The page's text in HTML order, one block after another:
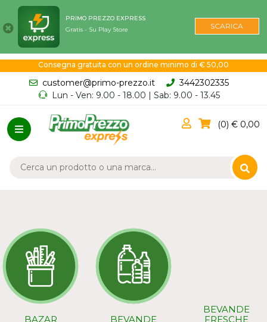
PRIMO PREZZO EXPRESS
Gratis - Su Play Store
SCARICA
Consegna gratuita con un ordine minimo di € 50,00
customer@primo-prezzo.it
3442302335
Lun - Ven: 9.00 - 18.00 | Sab: 9.00 - 13.45
0 0,00
BAZAR BEVANDE
BEVANDE
FRESCHE